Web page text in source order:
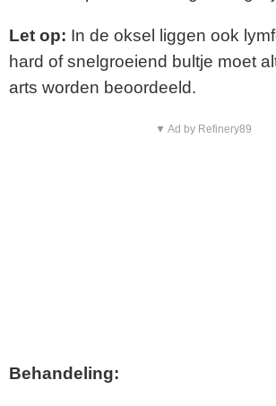
Let op: In de oksel liggen ook
hard of snelgroeiend bultje moet
arts worden beoordeeld.
▼ Ad by Refinery89
Behandeling: